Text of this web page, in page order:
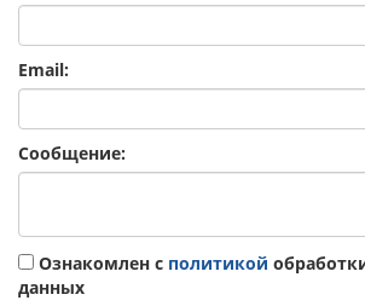
Email:
Сообщение:
Ознакомлен с политикой
данных